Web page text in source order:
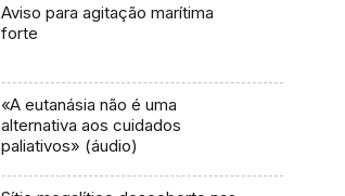
Aviso para agitação marítima
forte
«A eutanásia não é uma
alternativa aos cuidados
paliativos» (áudio)